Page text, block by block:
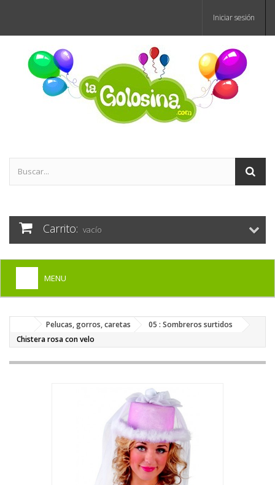
Iniciar sesión
Carrito: vacío
MENU
DISFRACES PARA ADULTOS
+
Pelucas, gorros, caretas
05 : Sombreros surtidos
Chistera rosa con velo